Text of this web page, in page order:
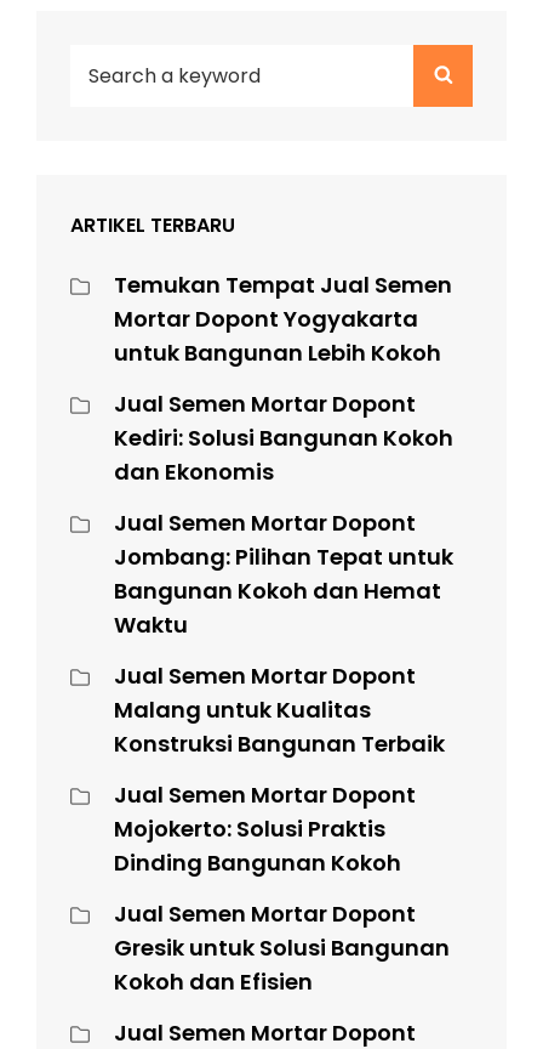
Search
ARTIKEL TERBARU
Temukan Tempat Jual Semen
Mortar Dopont Yogyakarta
untuk Bangunan Lebih Kokoh
Jual Semen Mortar Dopont
Kediri: Solusi Bangunan Kokoh
dan Ekonomis
Jual Semen Mortar Dopont
Jombang: Pilihan Tepat untuk
Bangunan Kokoh dan Hemat
Waktu
Jual Semen Mortar Dopont
Malang untuk Kualitas
Konstruksi Bangunan Terbaik
Jual Semen Mortar Dopont
Mojokerto: Solusi Praktis
Dinding Bangunan Kokoh
Jual Semen Mortar Dopont
Gresik untuk Solusi Bangunan
Kokoh dan Efisien
Jual Semen Mortar Dopont